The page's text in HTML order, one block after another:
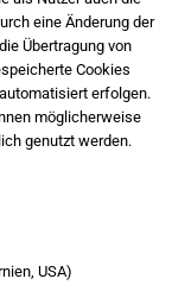
eine Änderung der
Übertragung von
Cookies
erfolgen.
möglicherweise
genutzt werden.
USA)